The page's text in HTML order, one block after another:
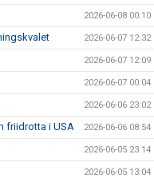
2026-06-08 00:10
2026-06-07 12:32
2026-06-07 12:09
2026-06-07 00:04
2026-06-06 23:02
friidrotta i USA 2026-06-06 08:54
2026-06-05 23:14
2026-06-05 13:04